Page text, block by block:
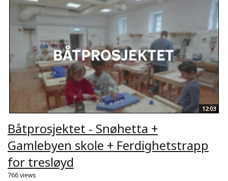
12:03
Båtprosjektet - Snøhetta +
Gamlebyen skole + Ferdighetstrapp
for tresløyd
766 views